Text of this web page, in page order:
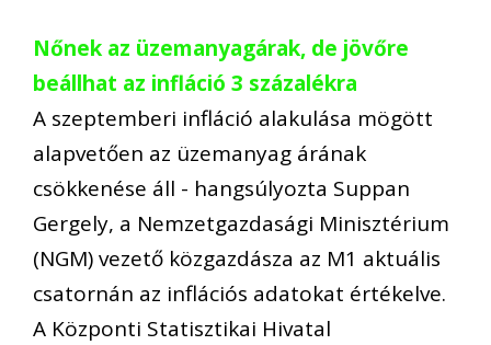
Nőnek az üzemanyagárak, de jövőre
beállhat az infláció 3 százalékra
A szeptemberi infláció alakulása mögött
alapvetően az üzemanyag árának
csökkenése áll - hangsúlyozta Suppan
Gergely, a Nemzetgazdasági Minisztérium
(NGM) vezető közgazdásza az M1 aktuális
csatornán az inflációs adatokat értékelve.
A Központi Statisztikai Hivatal